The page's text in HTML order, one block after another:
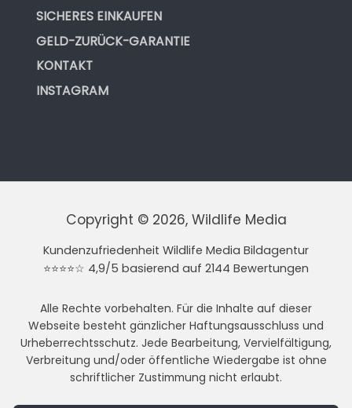
SICHERES EINKAUFEN
GELD-ZURÜCK-GARANTIE
KONTAKT
INSTAGRAM
Copyright © 2026, Wildlife Media
Kundenzufriedenheit Wildlife Media Bildagentur
⭐⭐⭐⭐☆ 4,9/5 basierend auf 2144 Bewertungen
Alle Rechte vorbehalten. Für die Inhalte auf dieser
Webseite besteht gänzlicher Haftungsausschluss und
Urheberrechtsschutz. Jede Bearbeitung, Vervielfältigung,
Verbreitung und/oder öffentliche Wiedergabe ist ohne
schriftlicher Zustimmung nicht erlaubt.